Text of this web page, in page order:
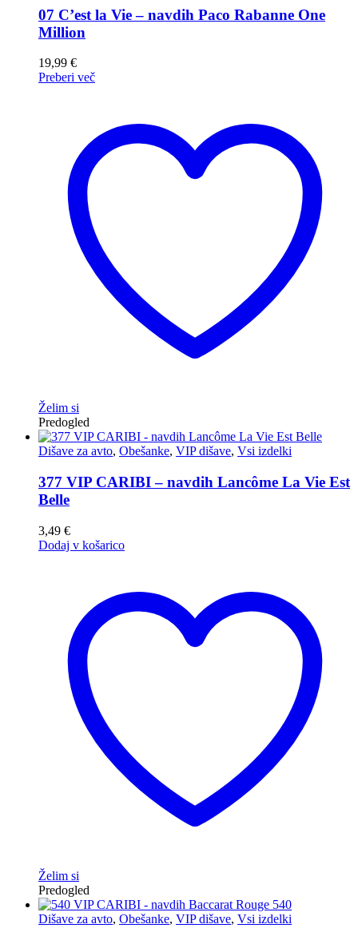
07 C’est la Vie – navdih Paco Rabanne One
Million
19,99 €
Preberi več
Želim si
Predogled
Dišave za avto, Obešanke, VIP dišave, Vsi izdelki
377 VIP CARIBI – navdih Lancôme La Vie Est
Belle
3,49 €
Dodaj v košarico
Želim si
Predogled
Dišave za avto, Obešanke, VIP dišave, Vsi izdelki